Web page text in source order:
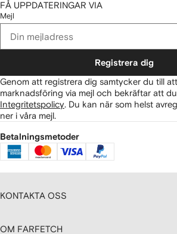
FÅ UPPDATERINGAR VIA
Mejl
Registrera dig
Genom att registrera dig samtycker du till
marknadsföring via mejl och bekräftar att
Integritetspolicy. Du kan när som helst
ner i våra mejl.
Betalningsmetoder
KONTAKTA OSS
OM FARFETCH